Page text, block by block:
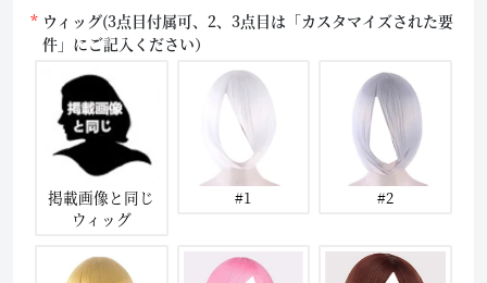
ウィッグ(3点目付属可、2、3点目は「カスタマイズされた要
件」にご記入ください）
掲載画像と同じ
ウィッグ
#1 #2